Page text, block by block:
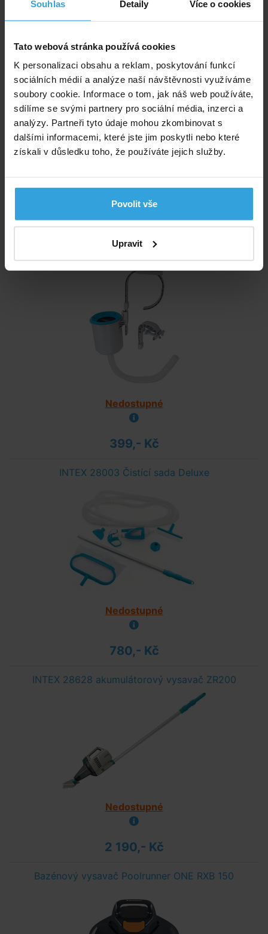
Souhlas Detaily Více o cookies
Tato webová stránka používá cookies
K personalizaci obsahu a reklam, poskytování funkcí
sociálních médií a analýze naší návštěvnosti využíváme
soubory cookie. Informace o tom, jak náš web používáte,
sdílíme se svými partnery pro sociální média, inzerci a
analýzy. Partneři tyto údaje mohou zkombinovat s
dalšími informacemi, které jste jim poskytli nebo které
získali v důsledku toho, že používáte jejich služby.
Povolit vše
Upravit
I.Základní set na chlorové ošetření vody (Triplex
820,- Kč
do košíku
Nedostupné
399,- Kč
INTEX 28003 Čistící sada Deluxe
Nedostupné
780,- Kč
INTEX 28628 akumulátorový vysavač ZR200
Nedostupné
2 190,- Kč
Bazénový vysavač Poolrunner ONE RXB 150